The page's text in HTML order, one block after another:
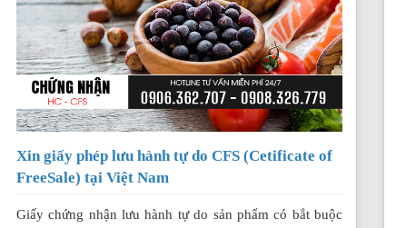
Xin giấy phép lưu hành tự do CFS (Cetificate of
FreeSale) tại Việt Nam
Giấy chứng nhận lưu hành tự do sản phẩm có bắt buộc